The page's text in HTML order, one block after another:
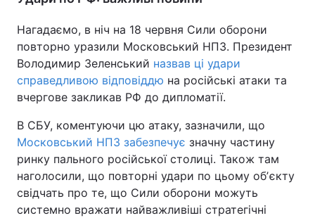
Нагадаємо, в ніч на 18 червня Сили оборони
повторно уразили Московський НПЗ. Президент
Володимир Зеленський назвав ці удари
справедливою відповіддю на російські атаки та
вчергове закликав РФ до дипломатії.
В СБУ, коментуючи цю атаку, зазначили, що
Московський НПЗ забезпечує значну частину
ринку пального російської столиці. Також там
наголосили, що повторні удари по цьому обʼєкту
свідчать про те, що Сили оборони можуть
системно вражати найважливіші стратегічні